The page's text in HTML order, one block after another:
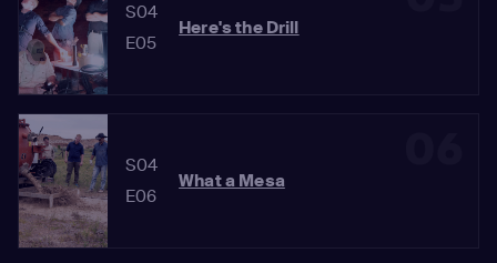
S04
E05
Here's the Drill
S04
E06
What a Mesa